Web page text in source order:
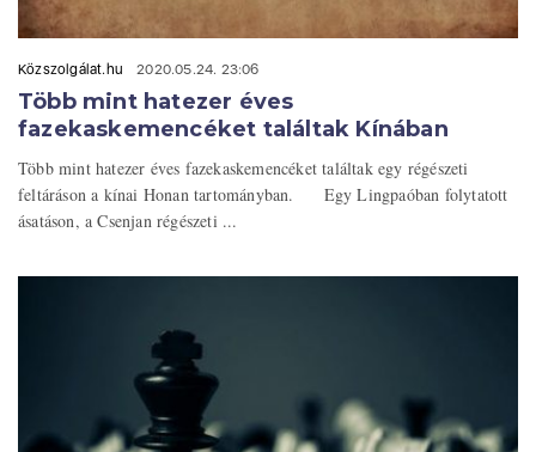
Közszolgálat.hu 2020.05.24. 23:06
Több mint hatezer éves
fazekaskemencéket találtak Kínában
Több mint hatezer éves fazekaskemencéket találtak egy régészeti
feltáráson a kínai Honan tartományban. Egy Lingpaóban folytatott
ásatáson, a Csenjan régészeti ...